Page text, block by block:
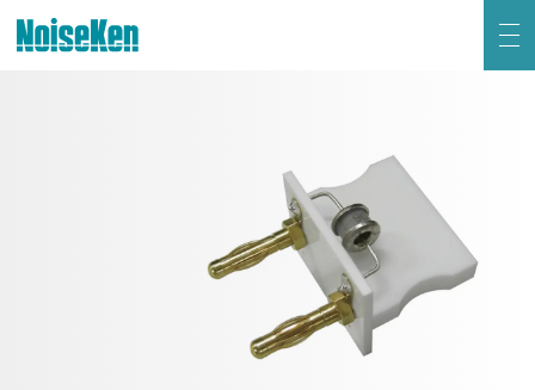
方形波インパルスノイズ試験器
ファスト・トランジェント/バースト試験器